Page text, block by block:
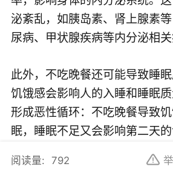
泌紊乱，如胰岛素、肾上腺素
尿病、甲状腺疾病等内分泌相关
此外，不吃晚餐还可能导致睡
饥饿感会影响人的入睡和睡眠
形成恶性循环：不吃晚餐导致
眠，睡眠不足又会影响第二天
阅读量: 792